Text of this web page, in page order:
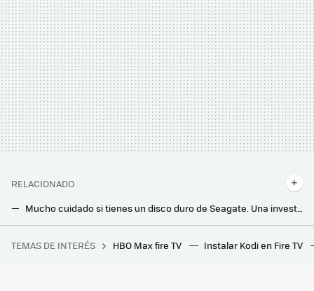
RELACIONADO
Mucho cuidado si tienes un disco duro de Seagate. Una investigación revela que podrías haberlo comprado con 30.000 horas de uso
Tenemos un problema con el futuro del cemento y con el exceso de plástico. A alguien se le ha ocurrido lo más obvio
TEMAS DE INTERÉS HBO Max fire TV Instalar Kodi en Fire TV